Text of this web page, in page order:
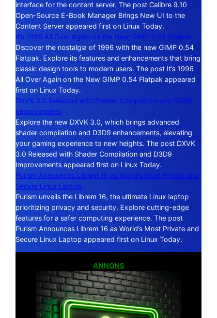
interface for the content server. The post Calibre 9.10
Open-Source E-Book Manager Brings New UI to the
Content Server appeared first on Linux Today.
It’s 1996 All Over Again on the New GIMP 0.54 Flatpak
Discover the nostalgia of 1996 with the new GIMP 0.54
Flatpak. Explore its features and enhancements that bring
classic design tools to modern users. The post It’s 1996
All Over Again on the New GIMP 0.54 Flatpak appeared
first on Linux Today.
DXVK 3.0 Released with Shader Compilation and D3D9
Improvements
Explore the new DXVK 3.0, which brings advanced
shader compilation and D3D9 enhancements, elevating
your gaming experience to new heights. The post DXVK
3.0 Released with Shader Compilation and D3D9
Improvements appeared first on Linux Today.
Purism Announces Librem 16 as World’s Most Private and
Secure Linux Laptop
Purism unveils the Librem 16, the ultimate Linux laptop
prioritizing privacy and security. Explore cutting-edge
features for a safer computing experience. The post
Purism Announces Librem 16 as World’s Most Private and
Secure Linux Laptop appeared first on Linux Today.
ANNONS